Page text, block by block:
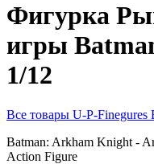
Фигурка
игры
1/12
Все товары U-P-Finegures
Batman: Arkham Knight -
Action Figure